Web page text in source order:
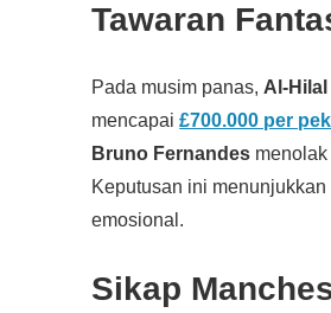
Tawaran
Pada musim panas, Al-Hilal
mencapai£700.000 per
Bruno Fernandes
Keputusan ini
emosional.
Sikap